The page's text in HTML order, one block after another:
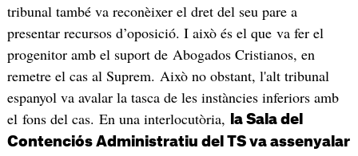
tribunal també va reconèixer el dret del seu pare a
presentar recursos d’oposició. I això és el que va fer el
progenitor amb el suport de Abogados Cristianos, en
remetre el cas al Suprem. Això no obstant, l'alt tribunal
espanyol va avalar la tasca de les instàncies inferiors amb
el fons del cas. En una interlocutòria,
la Sala del
Contenciós Administratiu del TS va assenyalar